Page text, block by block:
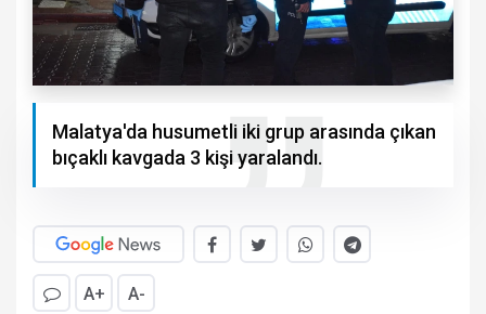
Malatya'da husumetli iki grup arasında çıkan
bıçaklı kavgada 3 kişi yaralandı.
A+ A-